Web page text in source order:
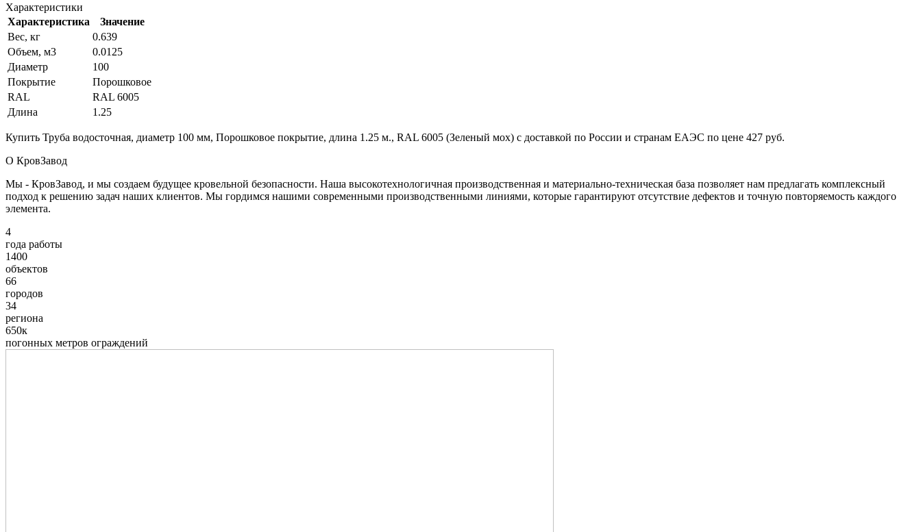
Характеристики
Характеристика
Значение
Вес, кг
0.639
Объем, м3
0.0125
Диаметр
100
Покрытие
Порошковое
RAL
RAL 6005
Длина
1.25
Купить Труба водосточная, диаметр 100 мм, Порошковое покрытие, длина 1.25 м., RAL 6005 (Зеленый мох) с доставкой по России и странам ЕАЭС по цене 427 руб.
О КровЗавод
Мы - КровЗавод, и мы создаем будущее кровельной безопасности. Наша высокотехнологичная производственная и материально-техническая база позволяет нам предлагать комплексный
подход к решению задач наших клиентов. Мы гордимся нашими современными производственными линиями, которые гарантируют отсутствие дефектов и точную повторяемость каждого
элемента.
4
года работы
1400
объектов
66
городов
34
региона
650к
погонных метров ограждений